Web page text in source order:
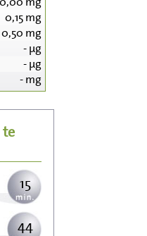
0,15mg
0,50 mg
-µg
-µg
-mg
te
161
15
44